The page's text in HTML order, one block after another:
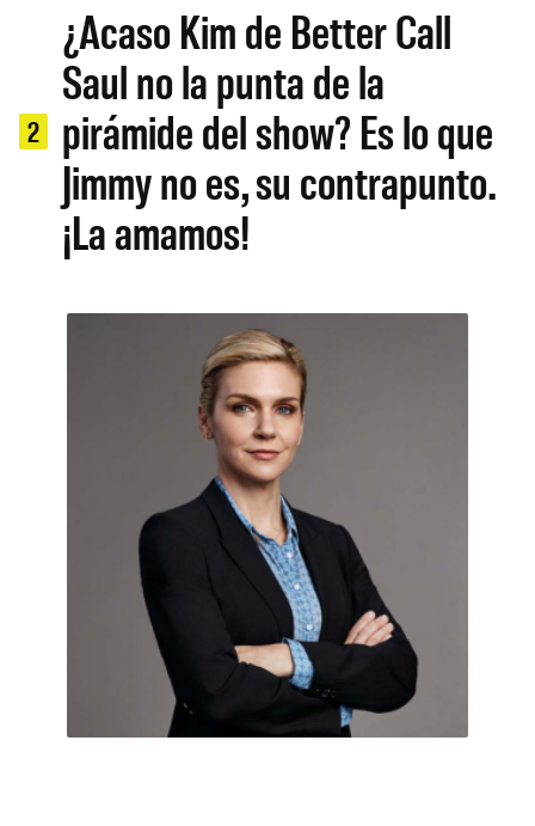
2
¿Acaso Kim de Better Call
Saul no la punta de la
pirámide del show? Es lo que
Jimmy no es, su contrapunto.
¡La amamos!